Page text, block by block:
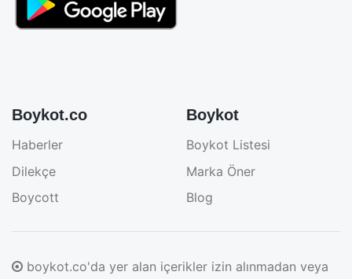
Boykot.co
Haberler
Dilekçe
Boycott
Boykot
Boykot Listesi
Marka Öner
Blog
boykot.co'da yer alan içerikler izin alınmadan veya